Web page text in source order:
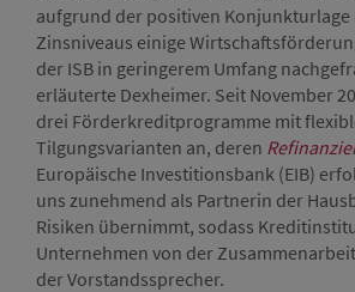
aufgrund der positiven Konjunkturlage
Zinsniveaus einige
der ISB in geringerem Umfang
erläuterte Dexheimer. Seit November
drei Förderkreditprogramme mit
Tilgungsvarianten an, deren
Europäische Investitionsbank (EIB)
uns zunehmend als Partnerin der
Risiken übernimmt, sodass
Unternehmen von der
der Vorstandssprecher.